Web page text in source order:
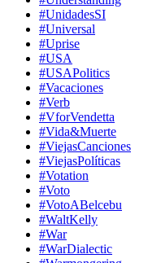
#UnidadesSI
#Universal
#Uprise
#USA
#USAPolitics
#Vacaciones
#Verb
#VforVendetta
#Vida&Muerte
#ViejasCanciones
#ViejasPolíticas
#Votation
#Voto
#VotoABelcebu
#WaltKelly
#War
#WarDialectic